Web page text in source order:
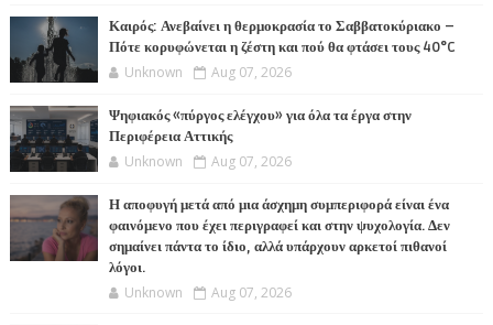
Καιρός: Ανεβαίνει η θερμοκρασία το Σαββατοκύριακο –
Πότε κορυφώνεται η ζέστη και πού θα φτάσει τους 40°C
Unknown Aug 07, 2026
Ψηφιακός «πύργος ελέγχου» για όλα τα έργα στην
Περιφέρεια Αττικής
Unknown Aug 07, 2026
Η αποφυγή μετά από μια άσχημη συμπεριφορά είναι ένα
φαινόμενο που έχει περιγραφεί και στην ψυχολογία. Δεν
σημαίνει πάντα το ίδιο, αλλά υπάρχουν αρκετοί πιθανοί
λόγοι.
Unknown Aug 07, 2026